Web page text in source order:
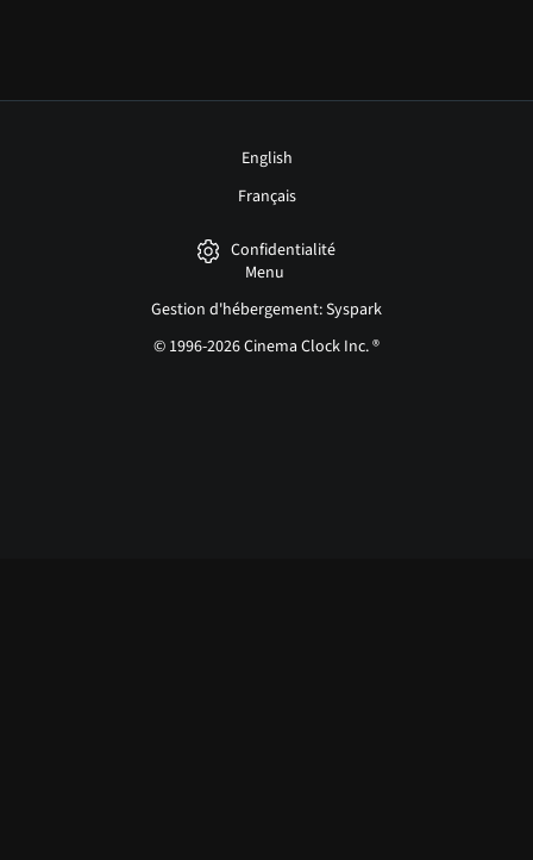
English
Français
Confidentialité
Menu
Gestion d'hébergement: Syspark
© 1996-2026 Cinema Clock Inc. ®